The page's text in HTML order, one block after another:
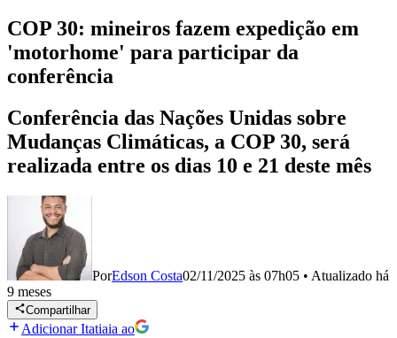
COP 30: mineiros fazem expedição em
'motorhome' para participar da
conferência
Conferência das Nações Unidas sobre
Mudanças Climáticas, a COP 30, será
realizada entre os dias 10 e 21 deste mês
PorEdson Costa02/11/2025 às 07h05 • Atualizado há
9 meses
Compartilhar
Adicionar Itatiaia ao